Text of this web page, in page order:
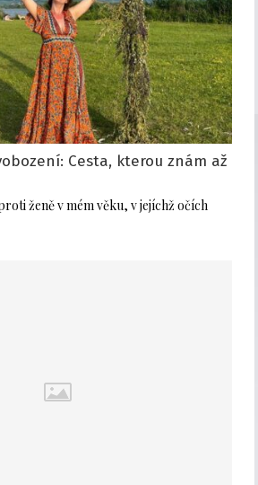
Cesta, kterou znám až
ženě v mém věku, v jejíchž očích